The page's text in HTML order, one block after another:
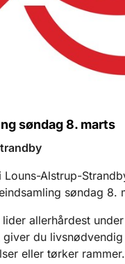
søndag 8. marts
Louns-Alstrup-
søndag 8.
allerhårdest
giver du
eller tørker rammer.